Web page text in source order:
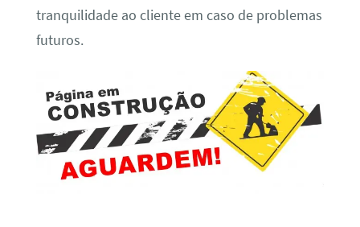
tranquilidade ao cliente em caso de problemas
futuros.